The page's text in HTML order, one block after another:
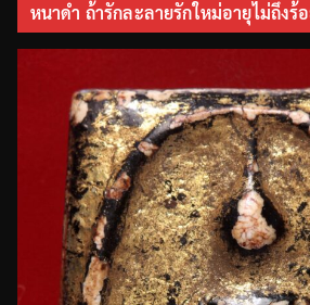
หนาดำ ถ้ารักละลายรักใหม่อายุไม่ถึงร้